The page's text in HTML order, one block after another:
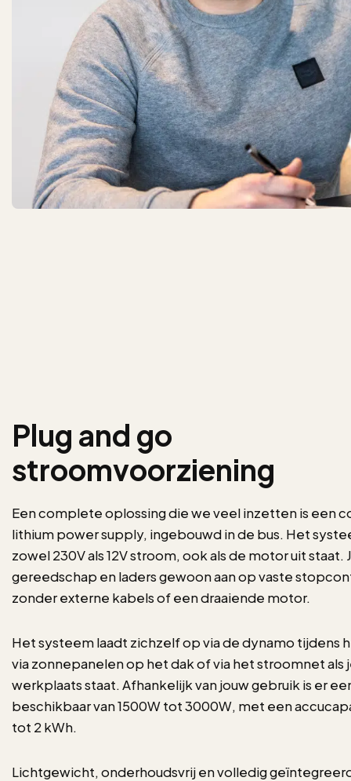
Plug and go
stroomvoorziening
Een complete oplossing die we veel inzetten is een
lithium power supply, ingebouwd in de bus. Het
zowel 230V als 12V stroom, ook als de motor uit staat.
gereedschap en laders gewoon aan op vaste
zonder externe kabels of een draaiende motor.
Het systeem laadt zichzelf op via de dynamo tijdens
via zonnepanelen op het dak of via het stroomnet als
werkplaats staat. Afhankelijk van jouw gebruik is er
beschikbaar van 1500W tot 3000W, met een
tot 2 kWh.
Lichtgewicht, onderhoudsvrij en volledig